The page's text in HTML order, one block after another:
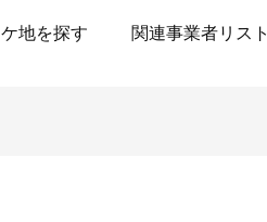
ケ地を探す 関連事業者リスト